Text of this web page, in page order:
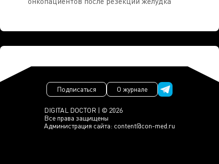
DIGITAL DOCTOR | © 2026
Все права защищены
Администрация сайта: content@con-med.ru
Подписаться О журнале